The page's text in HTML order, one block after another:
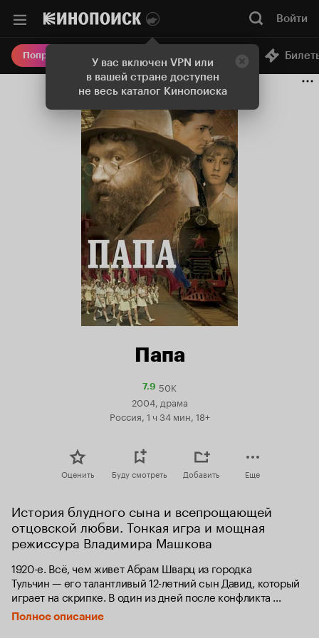
У вас включен VPN или
в вашей стране доступен
не весь каталог Кинопоиска
Войти
Попробовать Плюс Онлайн-кинотеатр
Папа
7.9Рейтинг
Кинопоиска
7.9
50K
2004, драма
Россия, 1 ч 34 мин, 18+
Оценить Буду смотреть Добавить Еще
История блудного сына и всепрощающей
отцовской любви. Тонкая игра и мощная
режиссура Владимира Машкова
1920-е. Всё, чем живет Абрам Шварц из городка
Тульчин — его талантливый 12-летний сын Давид, который
играет на скрипке. В один из дней после конфликта
с отцом Давид уезжает в Москву. Спустя 10 лет
он становится лучшим студентом Московской
Полное описание